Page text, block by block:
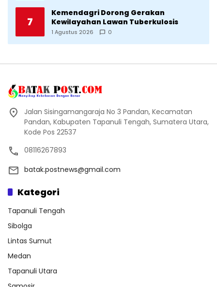
7
Kemendagri Dorong Gerakan
Kewilayahan Lawan Tuberkulosis
1 Agustus 2026 0
Jalan Sisingamangaraja No 3 Pandan, Kecamatan
Pandan, Kabupaten Tapanuli Tengah, Sumatera Utara,
Kode Pos 22537
08116267893
batak.postnews@gmail.com
Kategori
Tapanuli Tengah
Sibolga
Lintas Sumut
Medan
Tapanuli Utara